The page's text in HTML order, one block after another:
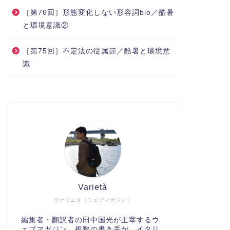
［第76回］形態変化しない形容詞bio／酷暑
と環境意識②
［第75回］不定法の従属節／酷暑と環境意
識
ヴァリエタ（ウェブマガジン）
Varietà
編集者・翻訳者の田中国光が主宰するウ